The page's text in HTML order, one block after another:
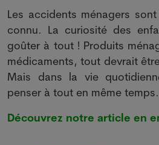
Les accidents ménagers
connu. La curiosité des
goûter à tout ! Produits
médicaments, tout devrait
Mais dans la vie
penser à tout en même
Découvrez notre article en